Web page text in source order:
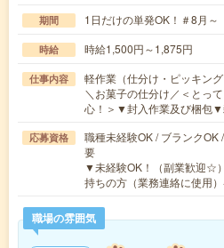
期間 1日だけの単発OK！＃8月
時給 時給1,500円～1,875円
仕事内容
軽作業（仕分け・ピッキング
＼お菓子の仕分け／＜とっ
心！＞▼封入作業及び梱包
応募資格
職種未経験OK / ブランクOK
要
▼未経験OK！（副業歓迎☆
持ちの方（業務連絡に使用
職場の雰囲気